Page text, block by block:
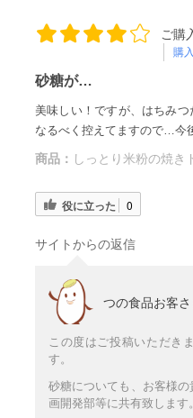
ご購
購
砂糖が…
美味しい！ですが、はちみ
なるべく控えてますので…今
商品： しっとり米粉の焼き
役に立った 0
サイトからの返信
つの食品お客さ
この度はご投稿いただき
す。
砂糖についても、お客様
画開発部等に共有致します。